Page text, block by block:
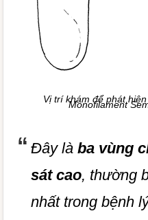
Vị trí khám để phát
Monofilament
Đây làba vùng
sát cao, thường
nhất trong bệnh